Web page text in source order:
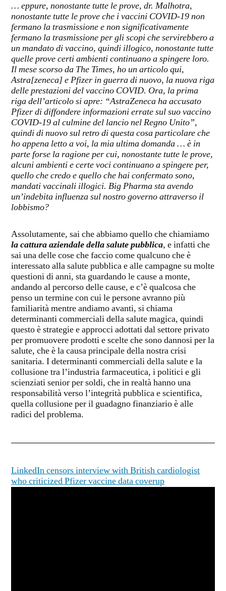
… eppure, nonostante tutte le prove, dr. Malhotra,
nonostante tutte le prove che i vaccini COVID-19 non
fermano la trasmissione e non significativamente
fermano la trasmissione per gli scopi che servirebbero a
un mandato di vaccino, quindi illogico, nonostante tutte
quelle prove certi ambienti continuano a spingere loro.
Il mese scorso da The Times, ho un articolo qui,
Astra[zeneca] e Pfizer in guerra di nuovo, la nuova riga
delle prestazioni del vaccino COVID. Ora, la prima
riga dell’articolo si apre: “AstraZeneca ha accusato
Pfizer di diffondere informazioni errate sul suo vaccino
COVID-19 al culmine del lancio nel Regno Unito”,
quindi di nuovo sul retro di questa cosa particolare che
ho appena letto a voi, la mia ultima domanda … è in
parte forse la ragione per cui, nonostante tutte le prove,
alcuni ambienti e certe voci continuano a spingere per,
quello che credo e quello che hai confermato sono,
mandati vaccinali illogici. Big Pharma sta avendo
un’indebita influenza sul nostro governo attraverso il
lobbismo?
Assolutamente, sai che abbiamo quello che chiamiamo
la cattura aziendale della salute pubblica, e infatti che
sai una delle cose che faccio come qualcuno che è
interessato alla salute pubblica e alle campagne su molte
questioni di anni, sta guardando le cause a monte,
andando al percorso delle cause, e c’è qualcosa che
penso un termine con cui le persone avranno più
familiarità mentre andiamo avanti, si chiama
determinanti commerciali della salute magica, quindi
questo è strategie e approcci adottati dal settore privato
per promuovere prodotti e scelte che sono dannosi per la
salute, che è la causa principale della nostra crisi
sanitaria. I determinanti commerciali della salute e la
collusione tra l’industria farmaceutica, i politici e gli
scienziati senior per soldi, che in realtà hanno una
responsabilità verso l’integrità pubblica e scientifica,
quella collusione per il guadagno finanziario è alle
radici del problema.
LinkedIn censors interview with British cardiologist
who criticized Pfizer vaccine data coverup